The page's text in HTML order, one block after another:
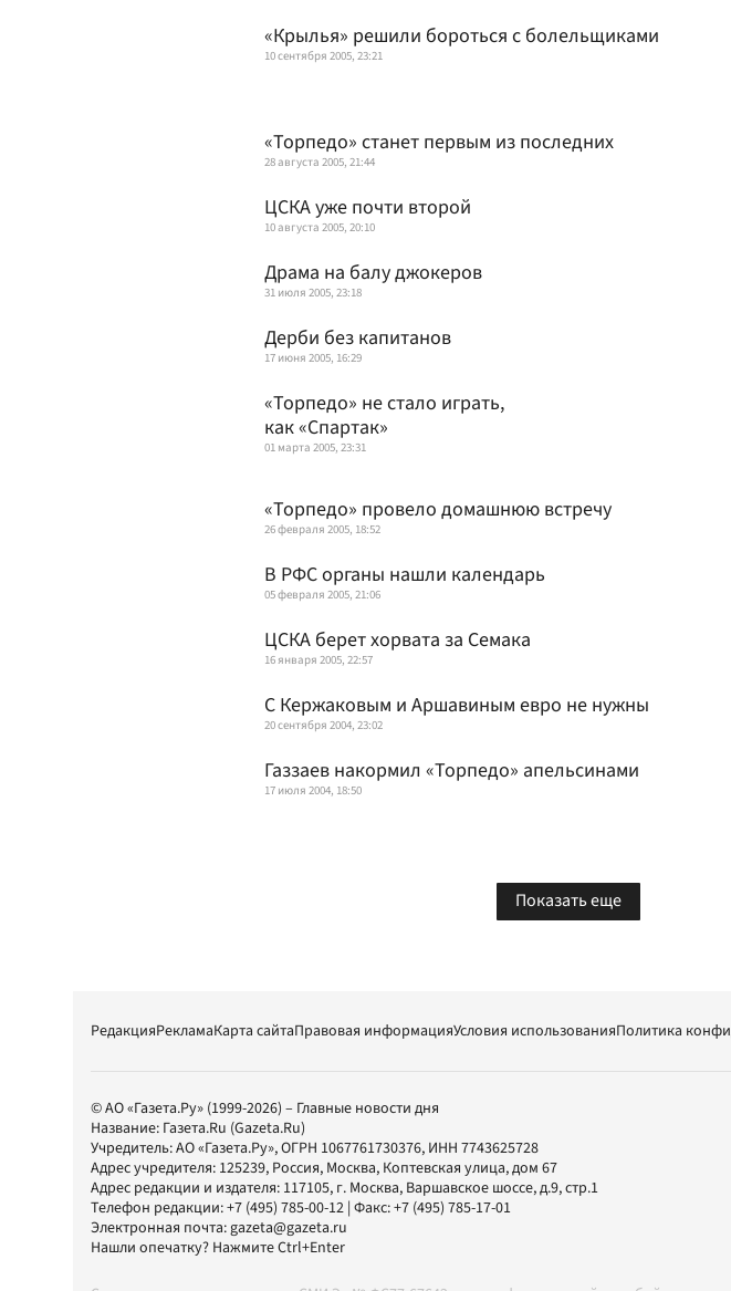
«Крылья» решили бороться с болельщиками
10 сентября 2005, 23:21
«Торпедо» станет первым из последних
28 августа 2005, 21:44
ЦСКА уже почти второй
10 августа 2005, 20:10
Драма на балу джокеров
31 июля 2005, 23:18
Дерби без капитанов
17 июня 2005, 16:29
«Торпедо» не стало играть,
как «Спартак»
01 марта 2005, 23:31
«Торпедо» провело домашнюю встречу
26 февраля 2005, 18:52
В РФС органы нашли календарь
05 февраля 2005, 21:06
ЦСКА берет хорвата за Семака
16 января 2005, 22:57
С Кержаковым и Аршавиным евро не нужны
20 сентября 2004, 23:02
Газзаев накормил «Торпедо» апельсинами
17 июля 2004, 18:50
Показать еще
РедакцияРекламаКарта сайтаПравовая информацияУсловия использованияПолитика
© АО «Газета.Ру» (1999-2026) – Главные новости дня
Название: Газета.Ru (Gazeta.Ru)
Учредитель:АО «Газета.Ру», ОГРН 1067761730376, ИНН 7743625728
Адрес учредителя: 125239, Россия, Москва, Коптевская улица, дом 67
Адрес редакции и издателя: 117105, г. Москва, Варшавское шоссе, д.9, стр.1
Телефон редакции:+7 (495) 785-00-12 | Факс:+7 (495) 785-17-01
Электронная почта:gazeta@gazeta.ru
Нашли опечатку? Нажмите Ctrl+Enter